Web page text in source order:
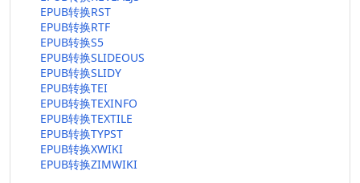
EPUB转换RST
EPUB转换RTF
EPUB转换S5
EPUB转换SLIDEOUS
EPUB转换SLIDY
EPUB转换TEI
EPUB转换TEXINFO
EPUB转换TEXTILE
EPUB转换TYPST
EPUB转换XWIKI
EPUB转换ZIMWIKI